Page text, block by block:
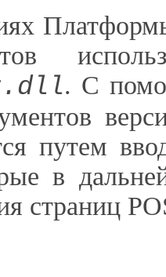
. С
путем
в
страниц